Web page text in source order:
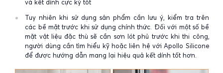
và kết dính cực kỳ tốt
Tuy nhiên khi sử dụng sản phẩm cần lưu ý, kiểm tra trên
các bề mặt trước khi sử dụng chính thức. Đối với một số bề
mặt vật liệu đặc thù sẽ cần sơn lót phủ trước khi thi công,
người dùng cần tìm hiểu kỹ hoặc liên hệ với Apollo Silicone
để được hướng dẫn mang lại hiệu quả kết dính tốt hơn.